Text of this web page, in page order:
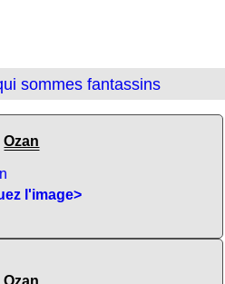
sommes fantassins
Ozan
l'image>